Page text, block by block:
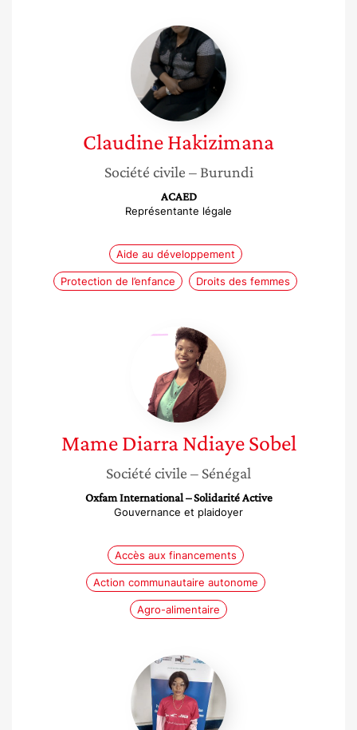
Claudine
Hakizimana
ClaudineHakizimana
Société civile – Burundi
ACAED
Représentante légale
Aide au développement
Protection de l’enfance Droits des femmes
Mame
Diarra
Ndiaye
Sobel
Mame Diarra Ndiaye Sobel
Société civile – Sénégal
Oxfam International – Solidarité Active
Gouvernance et plaidoyer
Accès aux financements
Action communautaire autonome
Agro-alimentaire
Helena
Libana